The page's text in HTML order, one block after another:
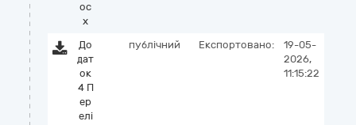
oc
x
До
дат
ок
4 П
ер
елі
публічний Експортовано:
19-05-
2026,
11:15:22